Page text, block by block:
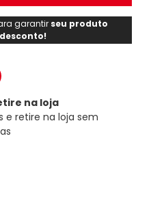
garantir seu produto
na loja
e retire na loja sem